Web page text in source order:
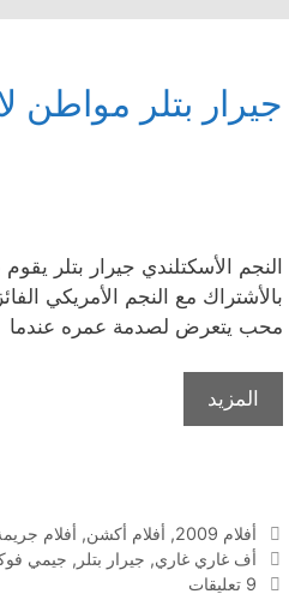
جيرار بتلر مواطن
النجم الأسكتلندي جيرار بتلر
بالأشتراك مع النجم الأمريكي
محب يتعرض لصدمة عمره عندما
المزيد
التصنيفات
أفلام 2009 , أفلام أكشن, أفلام
الوسوم
أف غاري غاري, جيرار بتلر , جيمي
9 تعليقات